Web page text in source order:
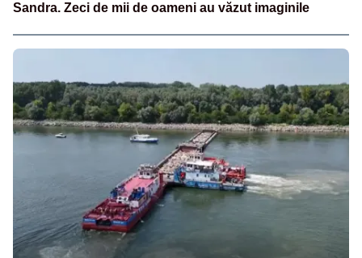
Sandra. Zeci de mii de oameni au văzut imaginile